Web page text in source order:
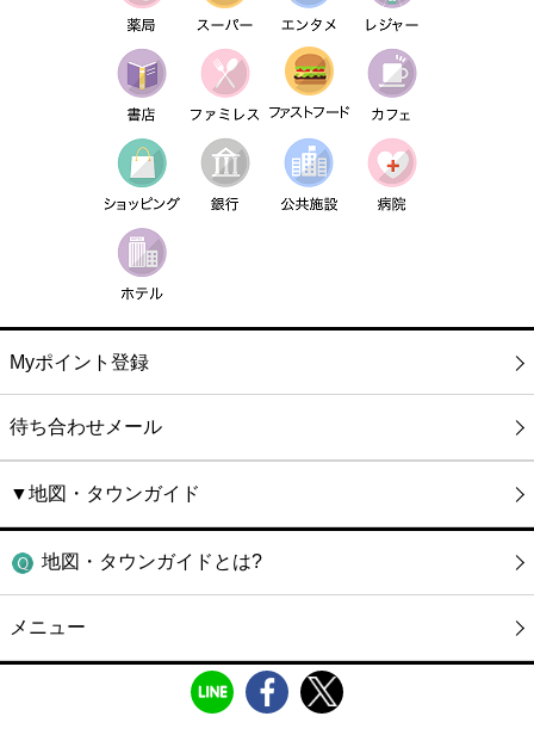
Myポイント登録
待ち合わせメール
▼地図・タウンガイド
地図・タウンガイドとは?
メニュー